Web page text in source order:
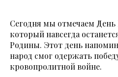
Сегодня мы отмечаем
который навсегда
Родины. Этот день
народ смог одержать
кровопролитной войне.